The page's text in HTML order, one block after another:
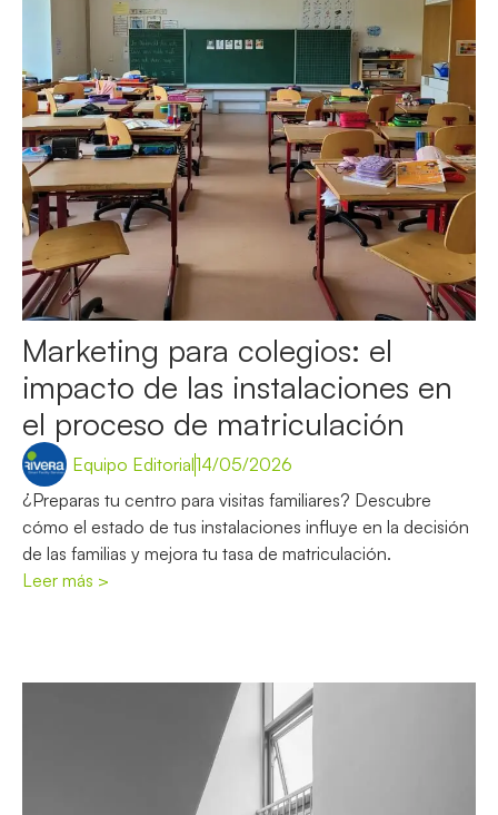
Marketing para colegios: el
impacto de las instalaciones en
el proceso de matriculación
Equipo Editorial14/05/2026
¿Preparas tu centro para visitas familiares? Descubre
cómo el estado de tus instalaciones influye en la decisión
de las familias y mejora tu tasa de matriculación.
Leer más >